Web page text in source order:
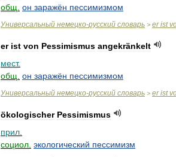
общ он заражён пессимизмом
Универсальный немецко-русский словарь > er ist
er ist von Pessimismus angekränkelt
мест.
общ он заражён пессимизмом
Универсальный немецко-русский словарь > er ist
ökologischer Pessimismus
прил
социол экологический пессимизм